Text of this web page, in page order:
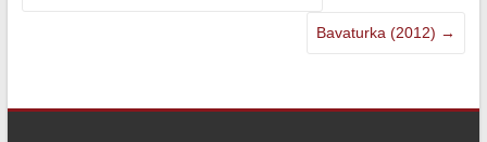
Bavaturka (2012) →